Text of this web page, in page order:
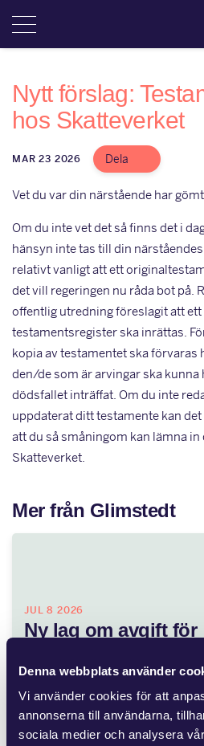
Denna webbplats använder
Vi använder cookies för att
annonserna till användarna,
sociala medier och analysera
Nytt förslag:
hos Skatteverket
MAR 23 2026 Dela
Vet du var din närstående har
Om du inte vet det så finns det i
hänsyn inte tas till din
relativt vanligt att ett
det vill regeringen nu råda bot på.
offentlig utredning föreslagit att
testamentsregister ska inrättas.
kopia av testamentet ska förvaras
den/de som är arvingar ska kunna
dödsfallet inträffat. Om du inte
uppdaterat ditt testamente kan det
att du så småningom kan lämna
Skatteverket.
Mer från Glimstedt
JUL 8 2026
Ny lag om avgift för
Flera fastighetsägare vidtar
området kring fastigheten, vilket
fastighetsägare har kunnat dra